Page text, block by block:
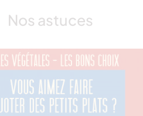
Nos astuces